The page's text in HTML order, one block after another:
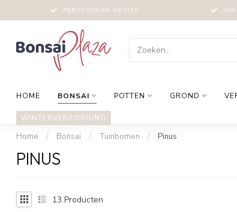
PERSOONLIJK ADVIES
HOME BONSAI POTTEN GROND
WINTERVERZORGING
Home / Bonsai / Tuinbomen / Pinus
PINUS
13 Producten